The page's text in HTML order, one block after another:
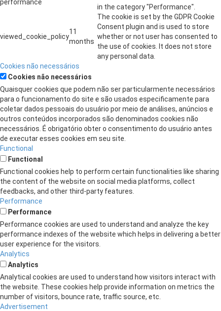
performance
in the category "Performance".
viewed_cookie_policy
11
months
The cookie is set by the GDPR Cookie
Consent plugin and is used to store
whether or not user has consented to
the use of cookies. It does not store
any personal data.
Cookies não necessários
Cookies não necessários
Quaisquer cookies que podem não ser particularmente necessários
para o funcionamento do site e são usados ​​especificamente para
coletar dados pessoais do usuário por meio de análises, anúncios e
outros conteúdos incorporados são denominados cookies não
necessários. É obrigatório obter o consentimento do usuário antes
de executar esses cookies em seu site.
Functional
Functional
Functional cookies help to perform certain functionalities like sharing
the content of the website on social media platforms, collect
feedbacks, and other third-party features.
Performance
Performance
Performance cookies are used to understand and analyze the key
performance indexes of the website which helps in delivering a better
user experience for the visitors.
Analytics
Analytics
Analytical cookies are used to understand how visitors interact with
the website. These cookies help provide information on metrics the
number of visitors, bounce rate, traffic source, etc.
Advertisement